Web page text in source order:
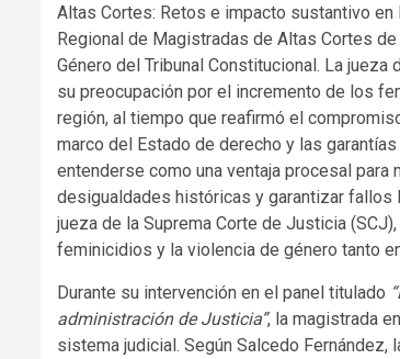
Altas Cortes: Retos e impacto sustantivo
Regional de Magistradas de Altas Cortes
Género del Tribunal Constitucional. La
su preocupación por el incremento de los
región, al tiempo que reafirmó el
marco del Estado de derecho y las
entenderse como una ventaja procesal
desigualdades históricas y garantizar fallos
jueza de la Suprema Corte de Justicia
feminicidios y la violencia de género tanto
Durante su intervención en el panel titulado
administración de Justicia”, la magistrada
sistema judicial. Según Salcedo